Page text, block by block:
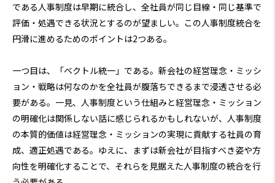
である人事制度は早期に統合し、全社員が同じ目線・同じ基準で
評価・処遇できる状況とするのが望ましい。この人事制度統合を
円滑に進めるためのポイントは2つある。
一つ目は、「ベクトル統一」である。新会社の経営理念・ミッシ
ョン・戦略は何なのかを全社員が腹落ちできるまで浸透させる必
要がある。一見、人事制度という仕組みと経営理念・ミッション
の明確化は関係しない話に感じられるかもしれないが、人事制度
の本質的価値は経営理念・ミッションの実現に貢献する社員の育
成、適正処遇である。ゆえに、まずは新会社が目指すべき姿や方
向性を明確化することで、それらを見据えた人事制度の統合を行